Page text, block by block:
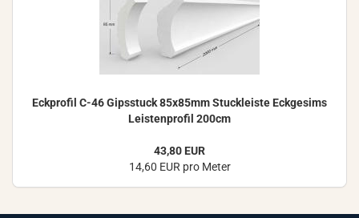
Eck­pro­fil C-46 Gips­stuck 85x85mm Stuck­leis­te Eck­ge­sims
Leis­ten­pro­fil 200cm
43,80 EUR
14,60 EUR pro Meter